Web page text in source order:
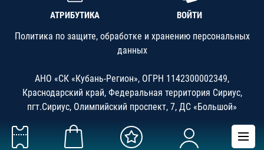
АТРИБУТИКА ВОЙТИ
Политика по защите, обработке и хранению персональных
данных
АНО «СК «Кубань-Регион», ОГРН 1142300002349,
Краснодарский край, Федеральная территория Сириус,
пгт.Сириус, Олимпийский проспект, 7, ДС «Большой»